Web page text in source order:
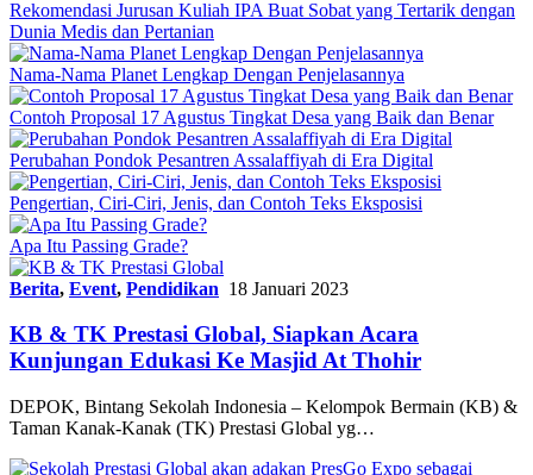
Rekomendasi Jurusan Kuliah IPA Buat Sobat yang Tertarik dengan
Dunia Medis dan Pertanian
Nama-Nama Planet Lengkap Dengan Penjelasannya
Contoh Proposal 17 Agustus Tingkat Desa yang Baik dan Benar
Perubahan Pondok Pesantren Assalaffiyah di Era Digital
Pengertian, Ciri-Ciri, Jenis, dan Contoh Teks Eksposisi
Apa Itu Passing Grade?
Berita, Event, Pendidikan 18 Januari 2023
KB & TK Prestasi Global, Siapkan Acara
Kunjungan Edukasi Ke Masjid At Thohir
DEPOK, Bintang Sekolah Indonesia – Kelompok Bermain (KB) &
Taman Kanak-Kanak (TK) Prestasi Global yg…